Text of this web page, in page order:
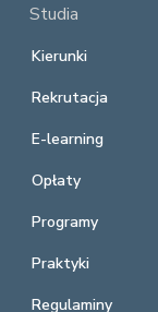
Studia
Kierunki
Rekrutacja
E-learning
Opłaty
Programy
Praktyki
Regulaminy